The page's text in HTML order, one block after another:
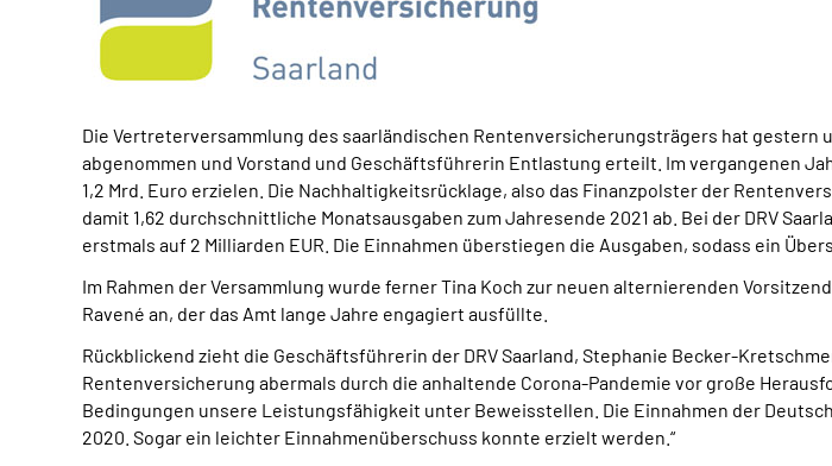
Die Vertreterversammlung des saarländischen Rentenversicherungsträgers hat gestern
abgenommen und Vorstand und Geschäftsführerin Entlastung erteilt. Im vergangenen
1,2 Mrd. Euro erzielen. Die Nachhaltigkeitsrücklage, also das Finanzpolster der
damit 1,62 durchschnittliche Monatsausgaben zum Jahresende 2021 ab. Bei der DRV
erstmals auf 2 Milliarden EUR. Die Einnahmen überstiegen die Ausgaben, sodass ein
Im Rahmen der Versammlung wurde ferner Tina Koch zur neuen alternierenden
Ravené an, der das Amt lange Jahre engagiert ausfüllte.
Rückblickend zieht die Geschäftsführerin der DRV Saarland, Stephanie Becker-
Rentenversicherung abermals durch die anhaltende Corona-Pandemie vor große
Bedingungen unsere Leistungsfähigkeit unter Beweisstellen. Die Einnahmen der
2020. Sogar ein leichter Einnahmenüberschuss konnte erzielt werden.“